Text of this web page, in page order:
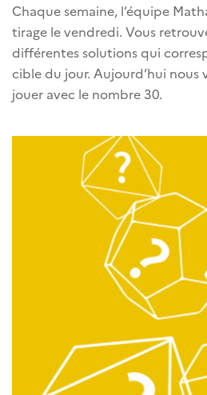
Chaque semaine, l’équipe
tirage le vendredi. Vous
différentes solutions qui
cible du jour. Aujourd’hui nous
jouer avec le nombre 30.